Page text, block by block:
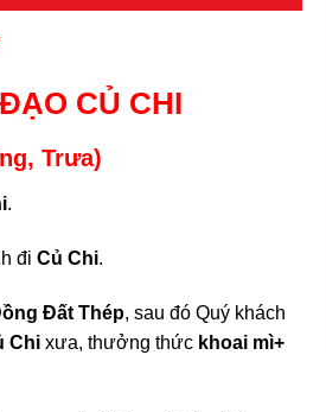
CỦ CHI
Trưa)
.
đi Củ Chi.
Đất Thép, sau đó Quý khách
Chi xưa, thưởng thức khoai mì+